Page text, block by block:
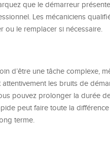
que le démarreur
Les mécaniciens
ou le remplacer si nécessaire.
d’être une tâche complexe,
les bruits de
pouvez prolonger la durée
peut faire toute la
terme.